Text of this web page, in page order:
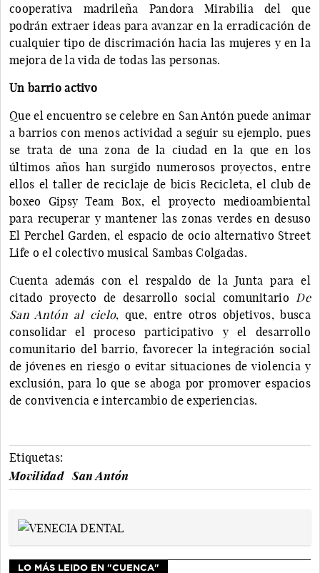
cooperativa madrileña Pandora Mirabilia del que
podrán extraer ideas para avanzar en la erradicación de
cualquier tipo de discrimación hacia las mujeres y en la
mejora de la vida de todas las personas.
Un barrio activo
Que el encuentro se celebre en San Antón puede animar
a barrios con menos actividad a seguir su ejemplo, pues
se trata de una zona de la ciudad en la que en los
últimos años han surgido numerosos proyectos, entre
ellos el taller de reciclaje de bicis Recicleta, el club de
boxeo Gipsy Team Box, el proyecto medioambiental
para recuperar y mantener las zonas verdes en desuso
El Perchel Garden, el espacio de ocio alternativo Street
Life o el colectivo musical Sambas Colgadas.
Cuenta además con el respaldo de la Junta para el
citado proyecto de desarrollo social comunitario De
San Antón al cielo, que, entre otros objetivos, busca
consolidar el proceso participativo y el desarrollo
comunitario del barrio, favorecer la integración social
de jóvenes en riesgo o evitar situaciones de violencia y
exclusión, para lo que se aboga por promover espacios
de convivencia e intercambio de experiencias.
Etiquetas:
Movilidad
San Antón
LO MÁS LEIDO EN "CUENCA"